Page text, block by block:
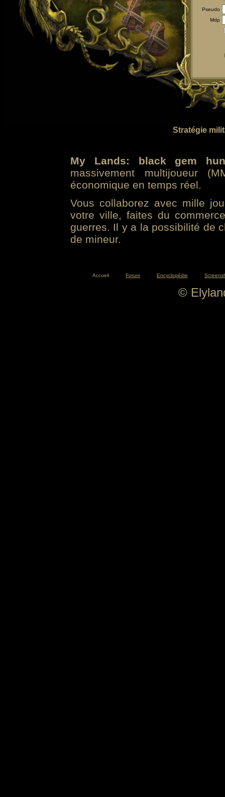
Pseudo
Mdp
Stratégie
My Lands: black gem
massivement multijoueur
économique en temps réel.
Vous collaborez avec mille
votre ville, faites du
guerres. Il y a la possibilité de
de mineur.
Accueil Forum Encyclopédie
©